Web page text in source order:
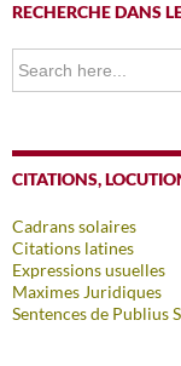
RECHERCHE DANS
Search
for:
CITATIONS,
Cadrans solaires
Citations latines
Expressions usuelles
Maximes Juridiques
Sentences de Publius